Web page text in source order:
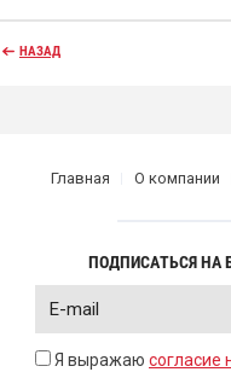
НАЗАД
Главная О компании
ПОДПИСАТЬСЯ НА
Я выражаю согласие